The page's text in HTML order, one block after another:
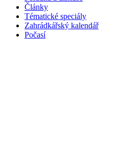
Články
Tématické speciály
Zahrádkářský kalendář
Počasí